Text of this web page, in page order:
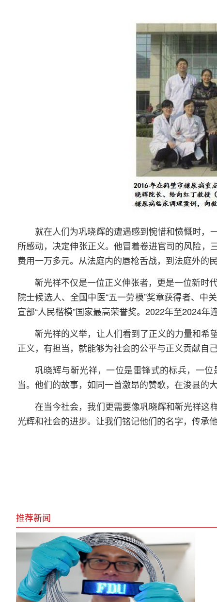
就在人们为巩晓辉的遭遇感到惋惜和愤慨时
所感动，决定伸张正义。他冒着卷进官司的风险
费用一万多元。从法庭内的唇枪舌战，到法庭外的
靳光祥不仅是一位正义伸张者，更是一位新时
院士候选人、全国中医“五一劳模”奖章获得者、
宣部“人民楷模”国家最高荣誉奖。2022年至2024年
靳光祥的义举，让人们看到了正义的力量和希
正义，有担当，就能够为社会的公平与正义贡献自
巩晓辉与靳光祥，一位是雷锋式的标兵，一
当。他们的故事，如同一首激昂的赞歌，在浚县的
在当今社会，我们更需要像巩晓辉和靳光祥这
光辉和社会的进步。让我们铭记他们的名字，传承
推荐新闻